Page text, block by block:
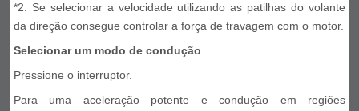
*2: Se selecionar a velocidade utilizando as patilhas do volante
da direção consegue controlar a força de travagem com o motor.
Selecionar um modo de condução
Pressione o interruptor.
Para uma aceleração potente e condução em regiões